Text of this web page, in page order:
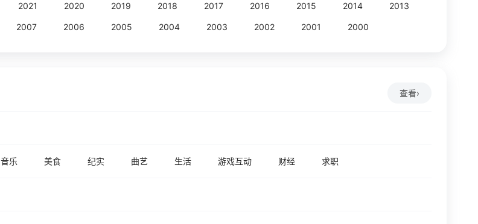
2021 2020 2019 2018 2017 2016 2015 2014 2013
2007 2006 2005 2004 2003 2002 2001 2000
查看›
音乐 美食 纪实 曲艺 生活 游戏互动 财经 求职